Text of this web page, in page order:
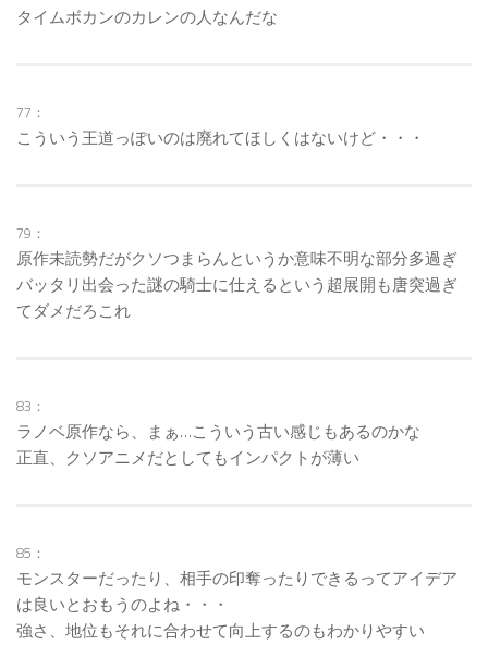
タイムボカンのカレンの人なんだな
77：
こういう王道っぽいのは廃れてほしくはないけど・・・
79：
原作未読勢だがクソつまらんというか意味不明な部分多過ぎ
バッタリ出会った謎の騎士に仕えるという超展開も唐突過ぎ
てダメだろこれ
83：
ラノベ原作なら、まぁ…こういう古い感じもあるのかな
正直、クソアニメだとしてもインパクトが薄い
85：
モンスターだったり、相手の印奪ったりできるってアイデア
は良いとおもうのよね・・・
強さ、地位もそれに合わせて向上するのもわかりやすい